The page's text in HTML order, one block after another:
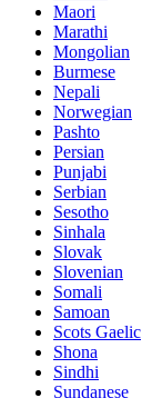
Maori
Marathi
Mongolian
Burmese
Nepali
Norwegian
Pashto
Persian
Punjabi
Serbian
Sesotho
Sinhala
Slovak
Slovenian
Somali
Samoan
Scots Gaelic
Shona
Sindhi
Sundanese